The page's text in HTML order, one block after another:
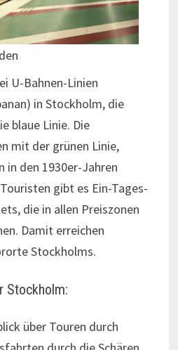
U-Bahnen-Linien
in Stockholm, die
blaue Linie. Die
mit der grünen Linie,
in den 1930er-Jahren
gibt es Ein-Tages-
die in allen Preiszonen
Damit erreichen
Stockholms.
Stockholm:
über Touren durch